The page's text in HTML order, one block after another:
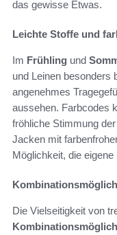
das gewisse Etwas.
Leichte Stoffe und
Im Frühling und
und Leinen besonders
angenehmes
aussehen. Farbcodes
fröhliche Stimmung
Jacken mit
Möglichkeit, die
Die Vielseitigkeit von